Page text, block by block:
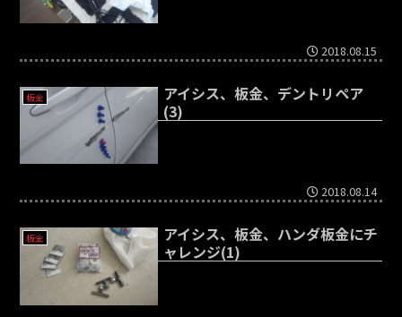
2018.08.15
板金
アイシス、板金、デントリペア
(3)
2018.08.14
板金
アイシス、板金、ハンダ板金にチ
ャレンジ(1)